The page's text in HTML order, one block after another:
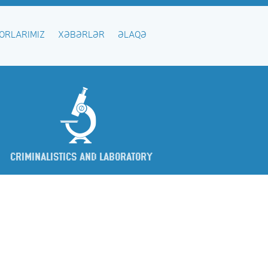
XƏBƏRLƏR ƏLAQƏ
Criminalistics and Laboratory